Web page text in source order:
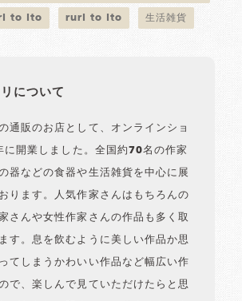
to ito ruri to ito 生活雑貨
について
通販のお店として、オンラインショ
に開業しました。全国約70名の作家
器などの食器や生活雑貨を中心に展
ります。人気作家さんはもちろんの
さんや女性作家さんの作品も多く取
す。息を飲むように美しい作品か思
てしまうかわいい作品など幅広い作
で、楽しんで見ていただけたらと思